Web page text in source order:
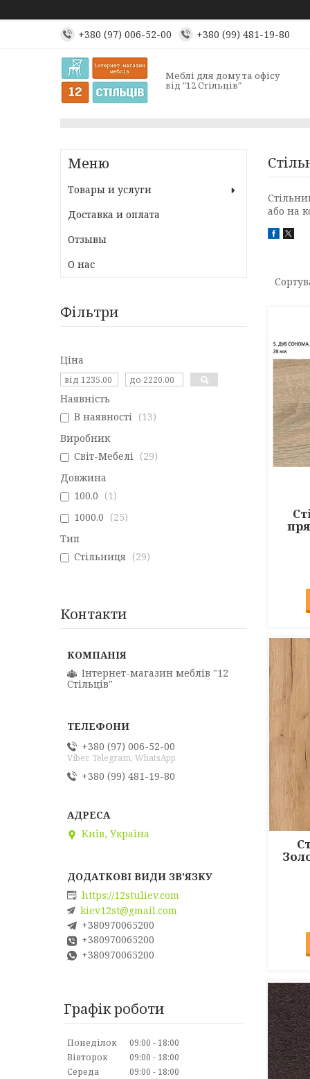
+380 (97) 006-52-00 +380 (99) 481-19-80
Меблі для дому та офісу
від "12 Стільців"
або на
Товары и услуги
Доставка и оплата
Отзывы
О нас
Фільтри
Ціна
Наявність
В наявності
13
Виробник
Світ-Мебелі
29
Довжина
100.0
1
1000.0
25
Тип
Стільниця
29
Контакти
Інтернет-магазин меблів "12
Стільців"
+380 (97) 006-52-00
Viber, Telegram, WhatsApp
+380 (99) 481-19-80
Київ, Україна
https://12stuliev.com
kiev12st@gmail.com
+380970065200
+380970065200
+380970065200
Графік роботи
Понеділок 09:00
18:00
Вівторок
09:00
18:00
Середа
09:00
18:00